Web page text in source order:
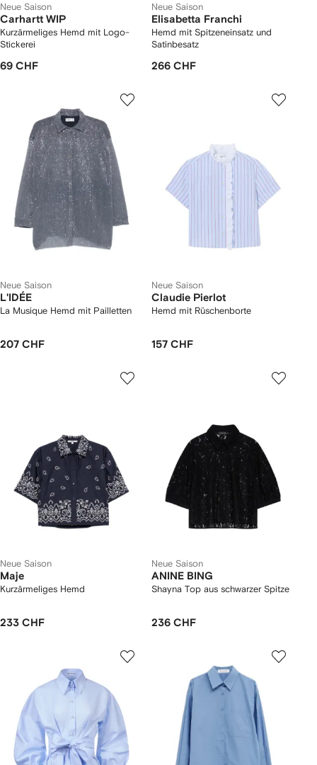
Neue Saison
Carhartt WIP
Kurzärmeliges Hemd mit Logo-
Stickerei
69 CHF
Neue Saison
Elisabetta Franchi
Hemd mit Spitzeneinsatz und
Satinbesatz
266 CHF
Neue Saison
L'IDÉE
La Musique Hemd mit Pailletten
207 CHF
Neue Saison
Claudie Pierlot
Hemd mit Rüschenborte
157 CHF
Neue Saison
Maje
Kurzärmeliges Hemd
233 CHF
Neue Saison
ANINE BING
Shayna Top aus schwarzer Spitze
236 CHF